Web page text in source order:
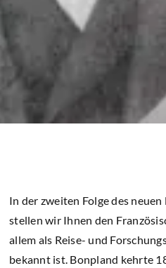
In der zweiten Folge des
stellen wir Ihnen den
allem als Reise- und
bekannt ist. Bonpland kehrte